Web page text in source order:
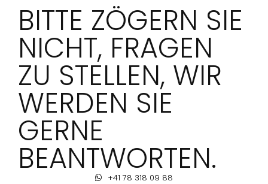
BITTE ZÖGERN SIE
NICHT, FRAGEN
ZU STELLEN, WIR
WERDEN SIE
GERNE
BEANTWORTEN.
+41 78 318 09 88